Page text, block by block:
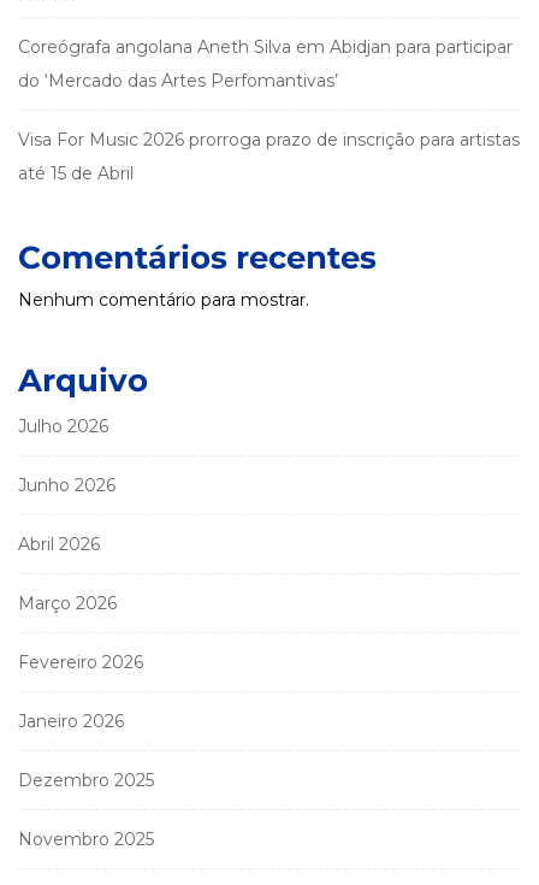
Coreógrafa angolana Aneth Silva em Abidjan para participar
do ‘Mercado das Artes Perfomantivas’
Visa For Music 2026 prorroga prazo de inscrição para artistas
até 15 de Abril
Comentários recentes
Nenhum comentário para mostrar.
Arquivo
Julho 2026
Junho 2026
Abril 2026
Março 2026
Fevereiro 2026
Janeiro 2026
Dezembro 2025
Novembro 2025